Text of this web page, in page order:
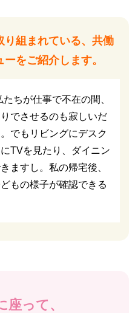
組まれている、 共働
をご紹介します。
ちが仕事で不在の間、
でさせるのも寂しいだ
でもリビングにデスク
TVを見たり、ダイニン
ますし。私の帰宅後、
もの様子が確認できる
って、